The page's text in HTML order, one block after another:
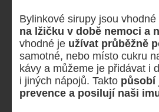
Bylinkové sirupy jsou
na lžičku v době nemoci a
vhodné je užívat průběžně
samotné, nebo místo cukru
kávy a můžeme je přidávat i
i jiných nápojů. Takto působí
prevence a posilují naši